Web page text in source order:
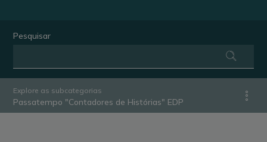
Pesquisar
Explore as subcategorias
Passatempo "Contadores de Histórias" EDP